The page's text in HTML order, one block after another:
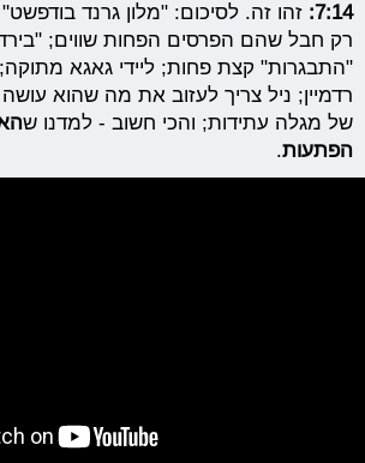
7:14: זהו זה. לסיכום: "מלון גרנד
רק חבל שהם הפרסים הפחות שווים;
"התבגרות" קצת פחות; ליידי גאגא
רדמיין; ניל צריך לעזוב את מה שהוא עושה
של מגלה עתידות; והכי חשוב - למדנו ש
הפתעות.